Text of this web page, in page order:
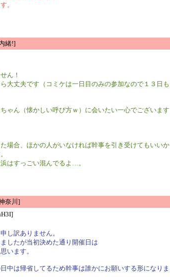
。
緒!]
ん！
大丈夫です（コミケは一日目のみの参加なので１３日も
ゃん（懐かしい呼び方ｗ）に会いたい一心でございます
場合、ほかの人がいなければ幹事を引き受けてもいいか
はすっごい混んでるよ…。
奈川]
し訳ありません。
したが当初決めた通り開催日は
います。
中は帰省してるため幹事は誰かにお願いする形になりま